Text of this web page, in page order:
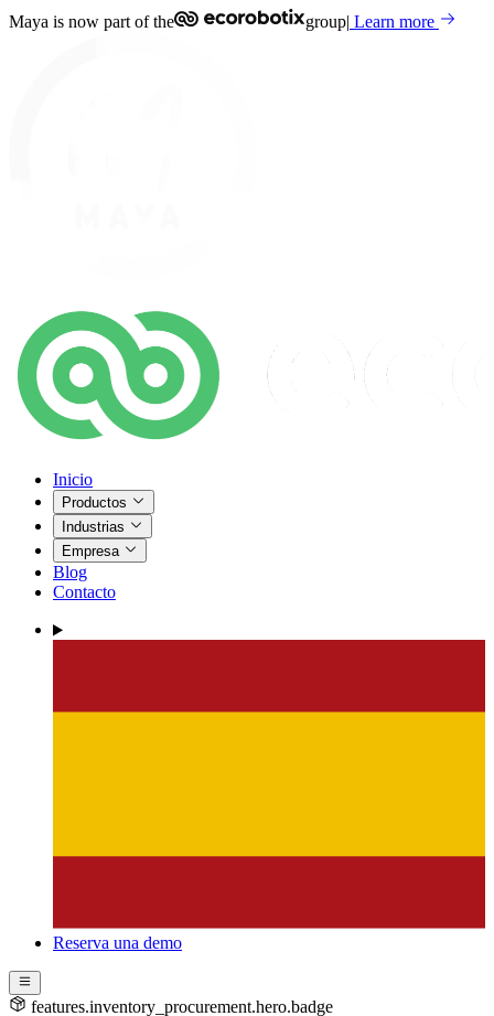
Maya is now part of the group| Learn more
Inicio
Productos
Industrias
Empresa
Blog
Contacto
Reserva una demo
features.inventory_procurement.hero.badge